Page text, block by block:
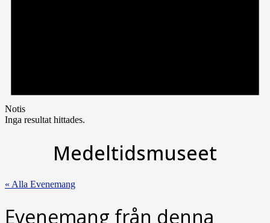
Notis
Inga resultat hittades.
Medeltidsmuseet
« Alla Evenemang
Evenemang från denna